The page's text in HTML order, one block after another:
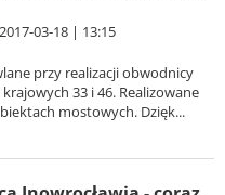
2017-03-18 | 13:15
przy realizacji obwodnicy
33 i 46. Realizowane
mostowych. Dzięk...